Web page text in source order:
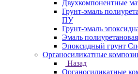
Двухкомпонентные
Грунт-эмаль
ПУ
Грунт-эмаль
Эмаль
Эпоксидный грунт
Органосиликатные
Назад
Органосиликатные